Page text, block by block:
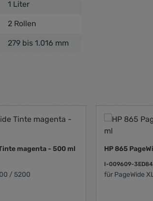
1 Liter
2 Rollen
279 bis 1.016 mm
Tinte magenta - 500 ml
für PageWide XL 4200 / 5200
HP 865
I-009609-